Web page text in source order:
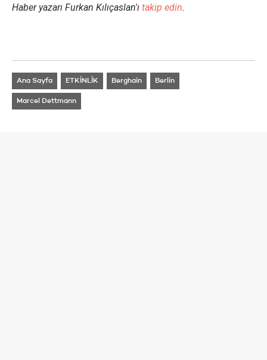
Haber yazarı Furkan Kılıçaslan'ı takip edin.
Ana Sayfa ETKİNLİK Berghain Berlin
Marcel Dettmann